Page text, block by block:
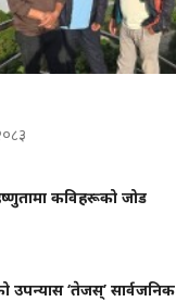
कविहरूको जोड
उपन्यास ‘तेजस्’ सार्वजनिक